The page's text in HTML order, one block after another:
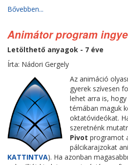
Bővebben...
Animátor program
Letölthető anyagok - 7 éve
Írta: Nádori Gergely
Az animáció
gyerek szívesen
lehet arra is,
témában maguk
oktatóvideókat.
szeretnénk
Pivot programot
pálcikarajzokat
KATTINTVA). Ha azonban